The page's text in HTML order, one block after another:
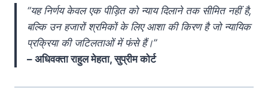
“यह निर्णय केवल एक पीड़ित को न्याय दिलाने तक सीमित नहीं है,
बल्कि उन हजारों श्रमिकों के लिए आशा की किरण है जो न्यायिक
प्रक्रिया की जटिलताओं में फंसे हैं।”
– अधिवक्ता राहुल मेहता, सुप्रीम कोर्ट